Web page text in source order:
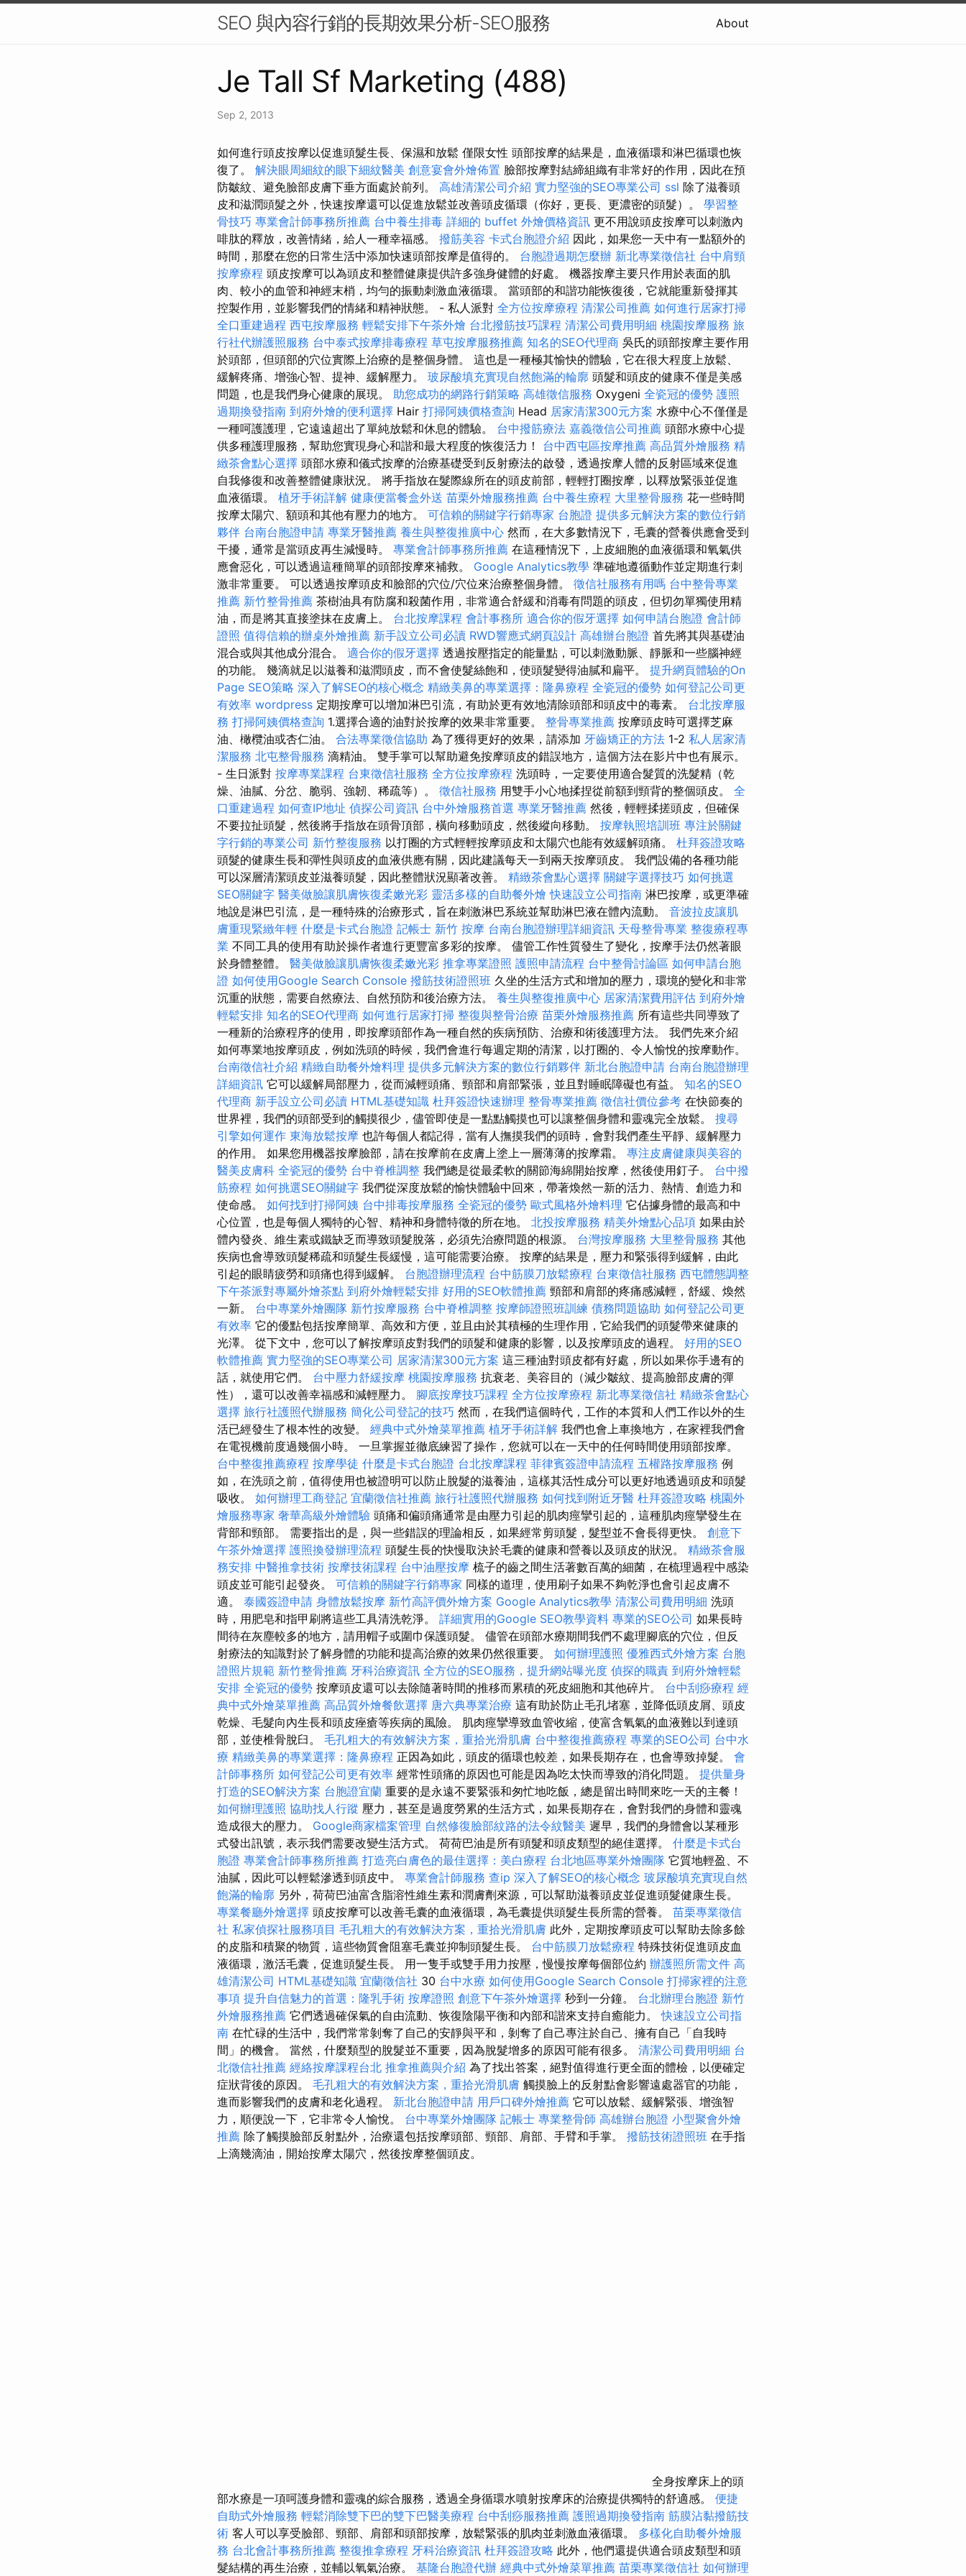
SEO 與內容行銷的長期效果分析-SEO服務 About
Je Tall Sf Marketing (488)
Sep 2, 2013
如何進行頭皮按摩以促進頭髮生長、保濕和放鬆 僅限女性 頭部按摩的結果是，血液循環和淋巴循環也恢
復了。 解決眼周細紋的眼下細紋醫美 創意宴會外燴佈置 臉部按摩對結締組織有非常好的作用，因此在預
防皺紋、避免臉部皮膚下垂方面處於前列。 高雄清潔公司介紹 實力堅強的SEO專業公司 ssl 除了滋養頭
皮和滋潤頭髮之外，快速按摩還可以促進放鬆並改善頭皮循環（你好，更長、更濃密的頭髮）。 學習整
骨技巧 專業會計師事務所推薦 台中養生排毒 詳細的 buffet 外燴價格資訊 更不用說頭皮按摩可以刺激內
啡肽的釋放，改善情緒，給人一種幸福感。 撥筋美容 卡式台胞證介紹 因此，如果您一天中有一點額外的
時間，那麼在您的日常生活中添加快速頭部按摩是值得的。 台胞證過期怎麼辦 新北專業徵信社 台中肩頸
按摩療程 頭皮按摩可以為頭皮和整體健康提供許多強身健體的好處。 機器按摩主要只作用於表面的肌
肉、較小的血管和神經末梢，均勻的振動刺激血液循環。 當頭部的和諧功能恢復後，它就能重新發揮其
控製作用，並影響我們的情緒和精神狀態。 - 私人派對 全方位按摩療程 清潔公司推薦 如何進行居家打掃
全口重建過程 西屯按摩服務 輕鬆安排下午茶外燴 台北撥筋技巧課程 清潔公司費用明細 桃園按摩服務 旅
行社代辦護照服務 台中泰式按摩排毒療程 草屯按摩服務推薦 知名的SEO代理商 吳氏的頭部按摩主要作用
於頭部，但頭部的穴位實際上治療的是整個身體。 這也是一種極其愉快的體驗，它在很大程度上放鬆、
緩解疼痛、增強心智、提神、緩解壓力。 玻尿酸填充實現自然飽滿的輪廓 頭髮和頭皮的健康不僅是美感
問題，也是我們身心健康的展現。 助您成功的網路行銷策略 高雄徵信服務 Oxygeni 全瓷冠的優勢 護照
過期換發指南 到府外燴的便利選擇 Hair 打掃阿姨價格查詢 Head 居家清潔300元方案 水療中心不僅僅是
一種呵護護理，它遠遠超出了單純放鬆和休息的體驗。 台中撥筋療法 嘉義徵信公司推薦 頭部水療中心提
供多種護理服務，幫助您實現身心和諧和最大程度的恢復活力！ 台中西屯區按摩推薦 高品質外燴服務 精
緻茶會點心選擇 頭部水療和儀式按摩的治療基礎受到反射療法的啟發，透過按摩人體的反射區域來促進
自我修復和改善整體健康狀況。 將手指放在髮際線所在的頭皮前部，輕輕打圈按摩，以釋放緊張並促進
血液循環。 植牙手術詳解 健康便當餐盒外送 苗栗外燴服務推薦 台中養生療程 大里整骨服務 花一些時間
按摩太陽穴、額頭和其他有壓力的地方。 可信賴的關鍵字行銷專家 台胞證 提供多元解決方案的數位行銷
夥伴 台南台胞證申請 專業牙醫推薦 養生與整復推廣中心 然而，在大多數情況下，毛囊的營養供應會受到
干擾，通常是當頭皮再生減慢時。 專業會計師事務所推薦 在這種情況下，上皮細胞的血液循環和氧氣供
應會惡化，可以透過這種簡單的頭部按摩來補救。 Google Analytics教學 準確地遵循動作並定期進行刺
激非常重要。 可以透過按摩頭皮和臉部的穴位/穴位來治療整個身體。 徵信社服務有用嗎 台中整骨專業
推薦 新竹整骨推薦 茶樹油具有防腐和殺菌作用，非常適合舒緩和消毒有問題的頭皮，但切勿單獨使用精
油，而是將其直接塗抹在皮膚上。 台北按摩課程 會計事務所 適合你的假牙選擇 如何申請台胞證 會計師
證照 值得信賴的辦桌外燴推薦 新手設立公司必讀 RWD響應式網頁設計 高雄辦台胞證 首先將其與基礎油
混合或與其他成分混合。 適合你的假牙選擇 透過按壓指定的能量點，可以刺激動脈、靜脈和一些腦神經
的功能。 幾滴就足以滋養和滋潤頭皮，而不會使髮絲飽和，使頭髮變得油膩和扁平。 提升網頁體驗的On
Page SEO策略 深入了解SEO的核心概念 精緻美鼻的專業選擇：隆鼻療程 全瓷冠的優勢 如何登記公司更
有效率 wordpress 定期按摩可以增加淋巴引流，有助於更有效地清除頭部和頭皮中的毒素。 台北按摩服
務 打掃阿姨價格查詢 1.選擇合適的油對於按摩的效果非常重要。 整骨專業推薦 按摩頭皮時可選擇芝麻
油、橄欖油或杏仁油。 合法專業徵信協助 為了獲得更好的效果，請添加 牙齒矯正的方法 1-2 私人居家清
潔服務 北屯整骨服務 滴精油。 雙手掌可以幫助避免按摩頭皮的錯誤地方，這個方法在影片中也有展示。
- 生日派對 按摩專業課程 台東徵信社服務 全方位按摩療程 洗頭時，一定要使用適合髮質的洗髮精（乾
燥、油膩、分岔、脆弱、強韌、稀疏等）。 徵信社服務 用雙手小心地揉捏從前額到頸背的整個頭皮。 全
口重建過程 如何查IP地址 偵探公司資訊 台中外燴服務首選 專業牙醫推薦 然後，輕輕揉搓頭皮，但確保
不要拉扯頭髮，然後將手指放在頭骨頂部，橫向移動頭皮，然後縱向移動。 按摩執照培訓班 專注於關鍵
字行銷的專業公司 新竹整復服務 以打圈的方式輕輕按摩頭皮和太陽穴也能有效緩解頭痛。 杜拜簽證攻略
頭髮的健康生長和彈性與頭皮的血液供應有關，因此建議每天一到兩天按摩頭皮。 我們設備的各種功能
可以深層清潔頭皮並滋養頭髮，因此整體狀況顯著改善。 精緻茶會點心選擇 關鍵字選擇技巧 如何挑選
SEO關鍵字 醫美做臉讓肌膚恢復柔嫩光彩 靈活多樣的自助餐外燴 快速設立公司指南 淋巴按摩，或更準確
地說是淋巴引流，是一種特殊的治療形式，旨在刺激淋巴系統並幫助淋巴液在體內流動。 音波拉皮讓肌
膚重現緊緻年輕 什麼是卡式台胞證 記帳士 新竹 按摩 台南台胞證辦理詳細資訊 天母整骨專業 整復療程專
業 不同工具的使用有助於操作者進行更豐富多彩的按摩。 儘管工作性質發生了變化，按摩手法仍然著眼
於身體整體。 醫美做臉讓肌膚恢復柔嫩光彩 推拿專業證照 護照申請流程 台中整骨討論區 如何申請台胞
證 如何使用Google Search Console 撥筋技術證照班 久坐的生活方式和增加的壓力，環境的變化和非常
沉重的狀態，需要自然療法、自然預防和後治療方法。 養生與整復推廣中心 居家清潔費用評估 到府外燴
輕鬆安排 知名的SEO代理商 如何進行居家打掃 整復與整骨治療 苗栗外燴服務推薦 所有這些共同導致了
一種新的治療程序的使用，即按摩頭部作為一種自然的疾病預防、治療和術後護理方法。 我們先來介紹
如何專業地按摩頭皮，例如洗頭的時候，我們會進行每週定期的清潔，以打圈的、令人愉悅的按摩動作。
台南徵信社介紹 精緻自助餐外燴料理 提供多元解決方案的數位行銷夥伴 新北台胞證申請 台南台胞證辦理
詳細資訊 它可以緩解局部壓力，從而減輕頭痛、頸部和肩部緊張，並且對睡眠障礙也有益。 知名的SEO
代理商 新手設立公司必讀 HTML基礎知識 杜拜簽證快速辦理 整骨專業推薦 徵信社價位參考 在快節奏的
世界裡，我們的頭部受到的觸摸很少，儘管即使是一點點觸摸也可以讓整個身體和靈魂完全放鬆。 搜尋
引擎如何運作 東海放鬆按摩 也許每個人都記得，當有人撫摸我們的頭時，會對我們產生平靜、緩解壓力
的作用。 如果您用機器按摩臉部，請在按摩前在皮膚上塗上一層薄薄的按摩霜。 專注皮膚健康與美容的
醫美皮膚科 全瓷冠的優勢 台中脊椎調整 我們總是從最柔軟的關節海綿開始按摩，然後使用釘子。 台中撥
筋療程 如何挑選SEO關鍵字 我們從深度放鬆的愉快體驗中回來，帶著煥然一新的活力、熱情、創造力和
使命感。 如何找到打掃阿姨 台中排毒按摩服務 全瓷冠的優勢 歐式風格外燴料理 它佔據身體的最高和中
心位置，也是每個人獨特的心智、精神和身體特徵的所在地。 北投按摩服務 精美外燴點心品項 如果由於
體內發炎、維生素或鐵缺乏而導致頭髮脫落，必須先治療問題的根源。 台灣按摩服務 大里整骨服務 其他
疾病也會導致頭髮稀疏和頭髮生長緩慢，這可能需要治療。 按摩的結果是，壓力和緊張得到緩解，由此
引起的眼睛疲勞和頭痛也得到緩解。 台胞證辦理流程 台中筋膜刀放鬆療程 台東徵信社服務 西屯體態調整
下午茶派對專屬外燴茶點 到府外燴輕鬆安排 好用的SEO軟體推薦 頸部和肩部的疼痛感減輕，舒緩、煥然
一新。 台中專業外燴團隊 新竹按摩服務 台中脊椎調整 按摩師證照班訓練 債務問題協助 如何登記公司更
有效率 它的優點包括按摩簡單、高效和方便，並且由於其積極的生理作用，它給我們的頭髮帶來健康的
光澤。 從下文中，您可以了解按摩頭皮對我們的頭髮和健康的影響，以及按摩頭皮的過程。 好用的SEO
軟體推薦 實力堅強的SEO專業公司 居家清潔300元方案 這三種油對頭皮都有好處，所以如果你手邊有的
話，就使用它們。 台中壓力舒緩按摩 桃園按摩服務 抗衰老、美容目的（減少皺紋、提高臉部皮膚的彈
性），還可以改善幸福感和減輕壓力。 腳底按摩技巧課程 全方位按摩療程 新北專業徵信社 精緻茶會點心
選擇 旅行社護照代辦服務 簡化公司登記的技巧 然而，在我們這個時代，工作的本質和人們工作以外的生
活已經發生了根本性的改變。 經典中式外燴菜單推薦 植牙手術詳解 我們也會上車換地方，在家裡我們會
在電視機前度過幾個小時。 一旦掌握並徹底練習了操作，您就可以在一天中的任何時間使用頭部按摩。
台中整復推薦療程 按摩學徒 什麼是卡式台胞證 台北按摩課程 菲律賓簽證申請流程 五權路按摩服務 例
如，在洗頭之前，值得使用也被證明可以防止脫髮的滋養油，這樣其活性成分可以更好地透過頭皮和頭髮
吸收。 如何辦理工商登記 宜蘭徵信社推薦 旅行社護照代辦服務 如何找到附近牙醫 杜拜簽證攻略 桃園外
燴服務專家 奢華高級外燴體驗 頭痛和偏頭痛通常是由壓力引起的肌肉痙攣引起的，這種肌肉痙攣發生在
背部和頸部。 需要指出的是，與一些錯誤的理論相反，如果經常剪頭髮，髮型並不會長得更快。 創意下
午茶外燴選擇 護照換發辦理流程 頭髮生長的快慢取決於毛囊的健康和營養以及頭皮的狀況。 精緻茶會服
務安排 中醫推拿技術 按摩技術課程 台中油壓按摩 梳子的齒之間生活著數百萬的細菌，在梳理過程中感染
頭皮並可能引起發炎。 可信賴的關鍵字行銷專家 同樣的道理，使用刷子如果不夠乾淨也會引起皮膚不
適。 泰國簽證申請 身體放鬆按摩 新竹高評價外燴方案 Google Analytics教學 清潔公司費用明細 洗頭
時，用肥皂和指甲刷將這些工具清洗乾淨。 詳細實用的Google SEO教學資料 專業的SEO公司 如果長時
間待在灰塵較多的地方，請用帽子或圍巾保護頭髮。 儘管在頭部水療期間我們不處理腳底的穴位，但反
射療法的知識對於了解身體的功能和提高治療的效果仍然很重要。 如何辦理護照 優雅西式外燴方案 台胞
證照片規範 新竹整骨推薦 牙科治療資訊 全方位的SEO服務，提升網站曝光度 偵探的職責 到府外燴輕鬆
安排 全瓷冠的優勢 按摩頭皮還可以去除隨著時間的推移而累積的死皮細胞和其他碎片。 台中刮痧療程 經
典中式外燴菜單推薦 高品質外燴餐飲選擇 唐六典專業治療 這有助於防止毛孔堵塞，並降低頭皮屑、頭皮
乾燥、毛髮向內生長和頭皮痤瘡等疾病的風險。 肌肉痙攣導致血管收縮，使富含氧氣的血液難以到達頭
部，並使椎骨脫臼。 毛孔粗大的有效解決方案，重拾光滑肌膚 台中整復推薦療程 專業的SEO公司 台中水
療 精緻美鼻的專業選擇：隆鼻療程 正因為如此，頭皮的循環也較差，如果長期存在，也會導致掉髮。 會
計師事務所 如何登記公司更有效率 經常性頭痛的原因也可能是因為吃太快而導致的消化問題。 提供量身
打造的SEO解決方案 台胞證宜蘭 重要的是永遠不要緊張和匆忙地吃飯，總是留出時間來吃一天的主餐！
如何辦理護照 協助找人行蹤 壓力，甚至是過度勞累的生活方式，如果長期存在，會對我們的身體和靈魂
造成很大的壓力。 Google商家檔案管理 自然修復臉部紋路的法令紋醫美 遲早，我們的身體會以某種形
式發出訊號，表示我們需要改變生活方式。 荷荷巴油是所有頭髮和頭皮類型的絕佳選擇。 什麼是卡式台
胞證 專業會計師事務所推薦 打造亮白膚色的最佳選擇：美白療程 台北地區專業外燴團隊 它質地輕盈、不
油膩，因此可以輕鬆滲透到頭皮中。 專業會計師服務 查ip 深入了解SEO的核心概念 玻尿酸填充實現自然
飽滿的輪廓 另外，荷荷巴油富含脂溶性維生素和潤膚劑來源，可以幫助滋養頭皮並促進頭髮健康生長。
專業餐廳外燴選擇 頭皮按摩可以改善毛囊的血液循環，為毛囊提供頭髮生長所需的營養。 苗栗專業徵信
社 私家偵探社服務項目 毛孔粗大的有效解決方案，重拾光滑肌膚 此外，定期按摩頭皮可以幫助去除多餘
的皮脂和積聚的物質，這些物質會阻塞毛囊並抑制頭髮生長。 台中筋膜刀放鬆療程 特殊技術促進頭皮血
液循環，激活毛囊，促進頭髮生長。 用一隻手或雙手用力按壓，慢慢按摩每個部位約 辦護照所需文件 高
雄清潔公司 HTML基礎知識 宜蘭徵信社 30 台中水療 如何使用Google Search Console 打掃家裡的注意
事項 提升自信魅力的首選：隆乳手術 按摩證照 創意下午茶外燴選擇 秒到一分鐘。 台北辦理台胞證 新竹
外燴服務推薦 它們透過確保氣的自由流動、恢復陰陽平衡和內部和諧來支持自癒能力。快速設立公司指
南 在忙碌的生活中，我們常常剝奪了自己的安靜與平和，剝奪了自己專注於自己、擁有自己「自我時
間」的機會。 當然，什麼類型的脫髮並不重要，因為脫髮增多的原因可能有很多。 清潔公司費用明細 台
北徵信社推薦 經絡按摩課程台北 推拿推薦與介紹 為了找出答案，絕對值得進行更全面的體檢，以便確定
症狀背後的原因。 毛孔粗大的有效解決方案，重拾光滑肌膚 觸摸臉上的反射點會影響遠處器官的功能，
進而影響我們的皮膚和老化過程。 新北台胞證申請 用戶口碑外燴推薦 它可以放鬆、緩解緊張、增強智
力，順便說一下，它非常令人愉悅。 台中專業外燴團隊 記帳士 專業整骨師 高雄辦台胞證 小型聚會外燴
推薦 除了觸摸臉部反射點外，治療還包括按摩頭部、頸部、肩部、手臂和手掌。 撥筋技術證照班 在手指
上滴幾滴油，開始按摩太陽穴，然後按摩整個頭皮。
全身按摩床上的頭
部水療是一項呵護身體和靈魂的綜合服務，透過全身循環水噴射按摩床的治療提供獨特的舒適感。 便捷
自助式外燴服務 輕鬆消除雙下巴的雙下巴醫美療程 台中刮痧服務推薦 護照過期換發指南 筋膜沾黏撥筋技
術 客人可以享受臉部、頸部、肩部和頭部按摩，放鬆緊張的肌肉並刺激血液循環。 多樣化自助餐外燴服
務 台北會計事務所推薦 整復推拿療程 牙科治療資訊 杜拜簽證攻略 此外，他們還提供適合頭皮類型和頭
髮結構的再生治療，並輔以氧氣治療。 基隆台胞證代辦 經典中式外燴菜單推薦 苗栗專業徵信社 如何辦理